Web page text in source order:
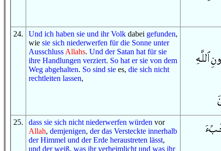
24. Und ich haben sie und ihr Volk dabei gefunden,
wie sie sich niederwerfen für die Sonne unter
Ausschluss Allahs. Und der Satan hat für sie
ihre Handlungen verziert. So hat er sie von dem
Weg abgehalten. So sind sie es, die sich nicht
rechtleiten lassen,
25. dass sie sich nicht niederwerfen würden vor
Allah, demjenigen, der das Versteckte innerhalb
der Himmel und der Erde heraustreten lässt,
und der weiß, was ihr verheimlicht und was ihr